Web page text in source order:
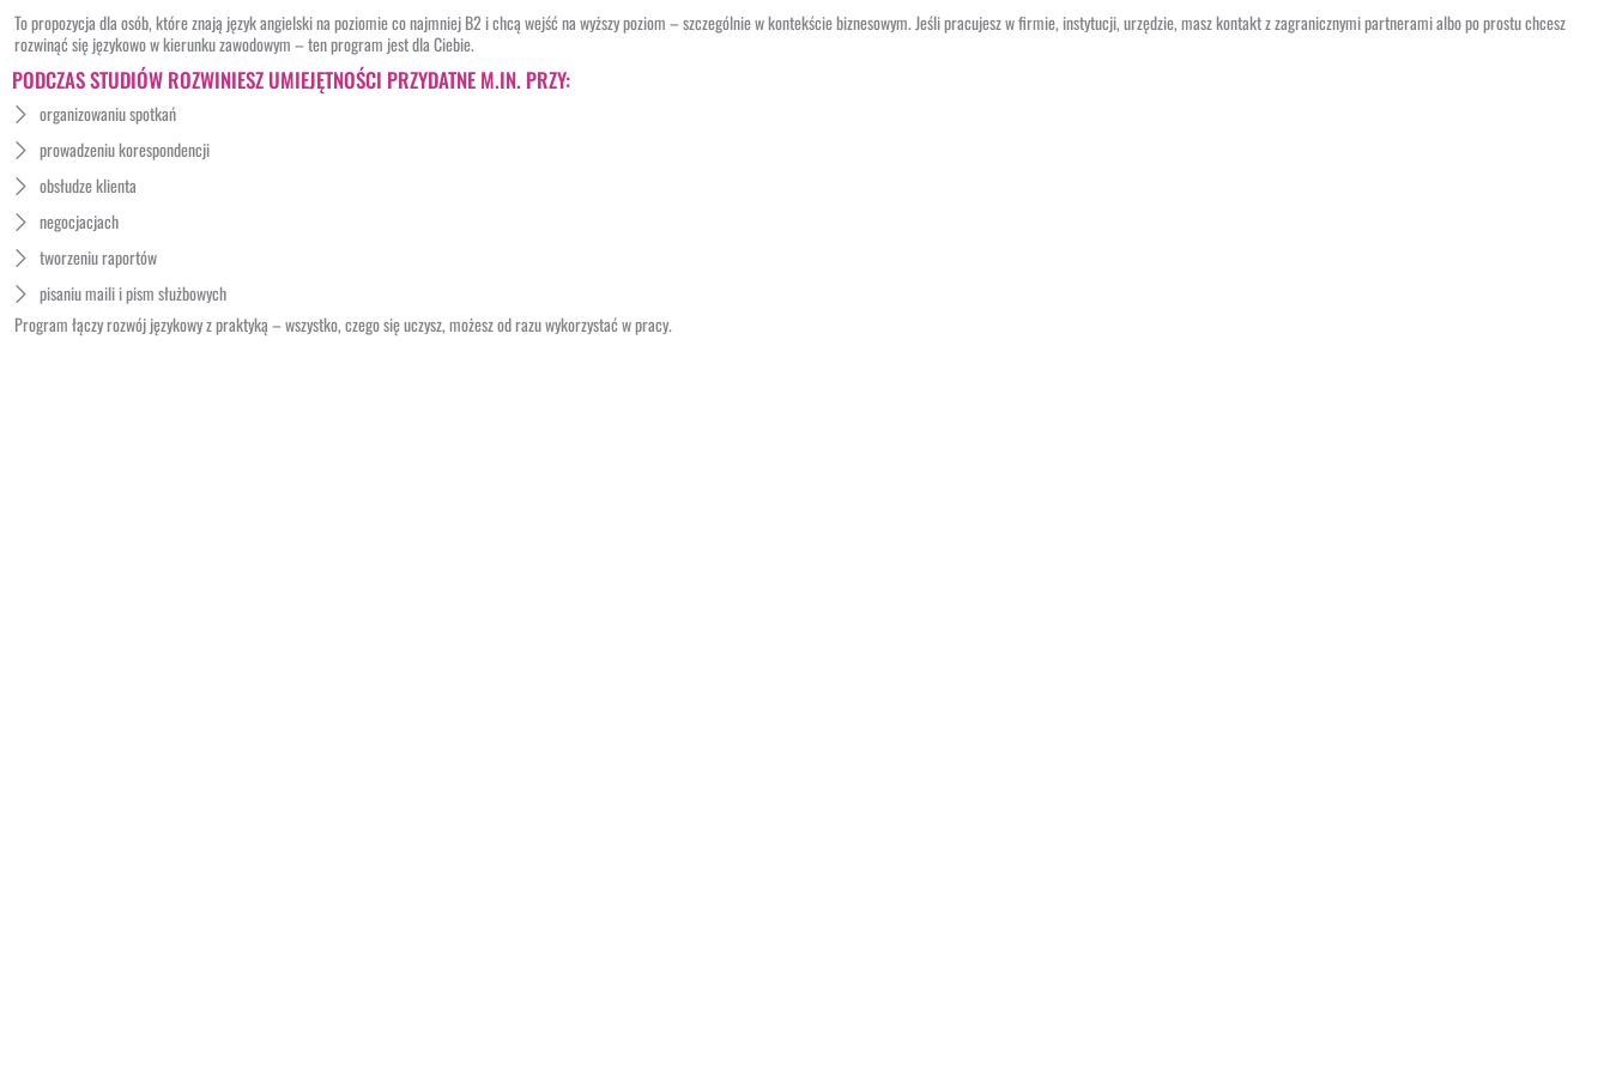
To propozycja dla osób, które znają język angielski na poziomie co najmniej B2 i chcą wejść na wyższy poziom – szczególnie w kontekście biznesowym. Jeśli pracujesz w firmie, instytucji, urzędzie, masz kontakt z zagranicznymi partnerami albo po prostu chcesz
rozwinąć się językowo w kierunku zawodowym – ten program jest dla Ciebie.
PODCZAS STUDIÓW ROZWINIESZ UMIEJĘTNOŚCI PRZYDATNE M.IN. PRZY:
organizowaniu spotkań
prowadzeniu korespondencji
obsłudze klienta
negocjacjach
tworzeniu raportów
pisaniu maili i pism służbowych
Program łączy rozwój językowy z praktyką – wszystko, czego się uczysz, możesz od razu wykorzystać w pracy.